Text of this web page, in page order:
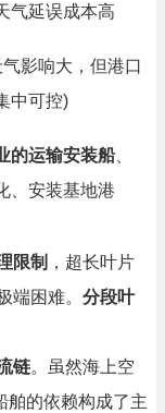
气延误成本高
影响大，但港口
中可控)
的运输安装船、
、安装基地港
限制 ，超长叶片
端困难。 分段叶
链。虽然海上空
舶的依赖构成了主